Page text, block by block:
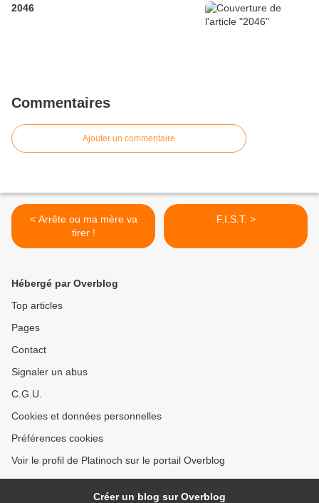
2046
Commentaires
Ajouter un commentaire
< Arrête ou ma mère va
tirer !
F.I.S.T. >
Hébergé par Overblog
Top articles
Pages
Contact
Signaler un abus
C.G.U.
Cookies et données personnelles
Préférences cookies
Voir le profil de Platinoch sur le portail Overblog
Créer un blog sur Overblog